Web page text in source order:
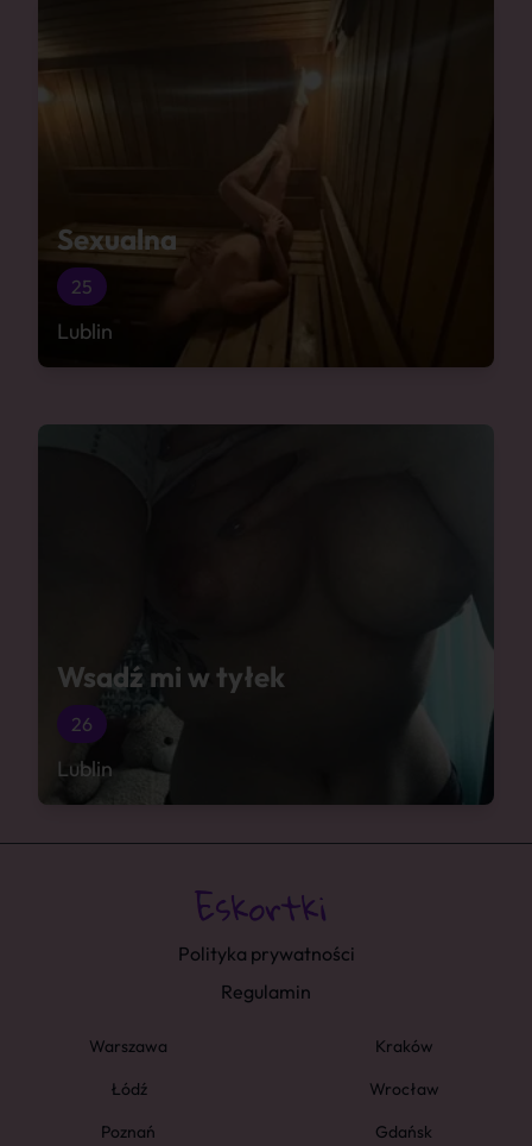
Sexualna
25
Lublin
Wsadź mi w tyłek
26
Lublin
Polityka prywatności
Regulamin
Warszawa
Kraków
Łódź
Wrocław
Poznań
Gdańsk